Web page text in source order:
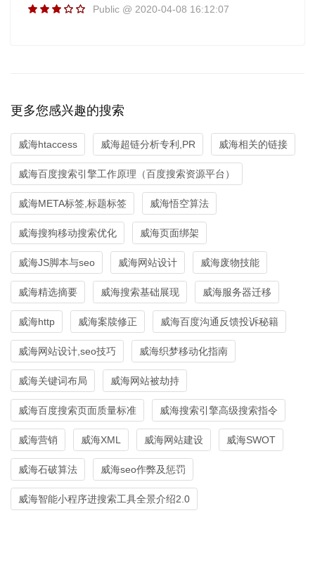
Public @ 2020-04-08 16:12:07
更多您感兴趣的搜索
威海htaccess 威海超链分析专利,PR 威海相关的链接
威海百度搜索引擎工作原理（百度搜索资源平台）
威海META标签,标题标签 威海悟空算法
威海搜狗移动搜索优化 威海页面绑架
威海JS脚本与seo 威海网站设计 威海废物技能
威海精选摘要 威海搜索基础展现 威海服务器迁移
威海http 威海案牍修正 威海百度沟通反馈投诉秘籍
威海网站设计,seo技巧 威海织梦移动化指南
威海关键词布局 威海网站被劫持
威海百度搜索页面质量标准 威海搜索引擎高级搜索指令
威海营销 威海XML 威海网站建设 威海SWOT
威海石破算法 威海seo作弊及惩罚
威海智能小程序进搜索工具全景介绍2.0